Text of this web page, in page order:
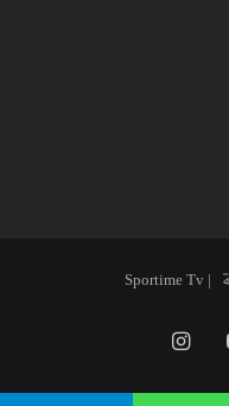
‫YouTubeانستقرام